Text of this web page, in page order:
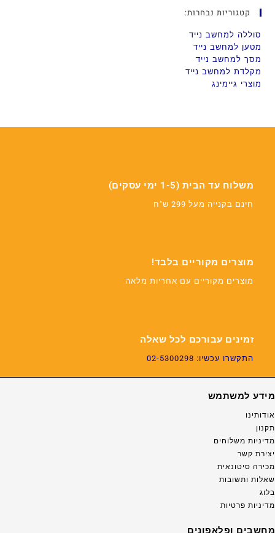
קטגוריות נבחרות:
סוללה למחשב נייד
מטען למחשב נייד
מסך למחשב נייד
מקלדת למחשב נייד
מוצרי גיימינג
משלוח עד הבית (1-5 ימי עסקים)
חינם בקנייה מעל 299 ש"ח
מוצרים מקוריים בלבד!
מוצרים מקוריים עם אחריות מלאה
זמינים עבורכם לכל שאלה
התקשרו עכשיו: 02-5300298
מידע למשתמש
אודותינו
תקנון
מדיניות משלוחים
יצירת קשר
מכירה סיטונאית
שאלות ותשובות
בלוג
מדיניות פרטיות
מחשבים ופלאפונים